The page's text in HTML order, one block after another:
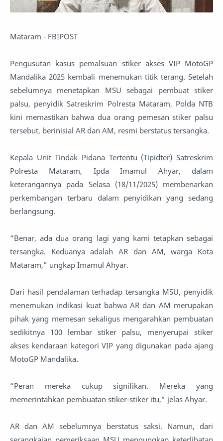
Mataram - FBIPOST
Pengusutan kasus pemalsuan stiker akses VIP MotoGP
Mandalika 2025 kembali menemukan titik terang. Setelah
sebelumnya menetapkan MSU sebagai pembuat stiker
palsu, penyidik Satreskrim Polresta Mataram, Polda NTB
kini memastikan bahwa dua orang pemesan stiker palsu
tersebut, berinisial AR dan AM, resmi berstatus tersangka.
Kepala Unit Tindak Pidana Tertentu (Tipidter) Satreskrim
Polresta Mataram, Ipda Imamul Ahyar, dalam
keterangannya pada Selasa (18/11/2025) membenarkan
perkembangan terbaru dalam penyidikan yang sedang
berlangsung.
“Benar, ada dua orang lagi yang kami tetapkan sebagai
tersangka. Keduanya adalah AR dan AM, warga Kota
Mataram,” ungkap Imamul Ahyar.
Dari hasil pendalaman terhadap tersangka MSU, penyidik
menemukan indikasi kuat bahwa AR dan AM merupakan
pihak yang memesan sekaligus mengarahkan pembuatan
sedikitnya 100 lembar stiker palsu, menyerupai stiker
akses kendaraan kategori VIP yang digunakan pada ajang
MotoGP Mandalika.
“Peran mereka cukup signifikan. Mereka yang
memerintahkan pembuatan stiker-stiker itu,” jelas Ahyar.
AR dan AM sebelumnya berstatus saksi. Namun, dari